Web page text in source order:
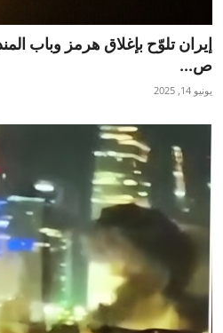
إيران تلوّح بإغلاق هرمز وباب
ص...
يونيو 14, 2025